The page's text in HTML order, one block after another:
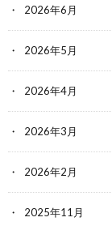
2026年6月
2026年5月
2026年4月
2026年3月
2026年2月
2025年11月